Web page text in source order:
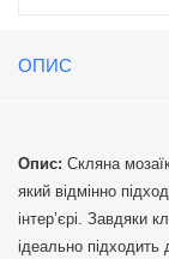
ОПИС
Опис: Скляна
який відмінно
інтер’єрі. Завдяки
ідеально підходить